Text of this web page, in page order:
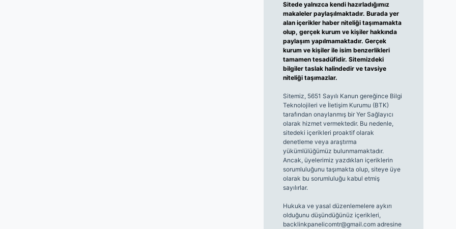
Sitede yalnızca kendi hazırladığımız
makaleler paylaşılmaktadır. Burada yer
alan içerikler haber niteliği taşımamakta
olup, gerçek kurum ve kişiler hakkında
paylaşım yapılmamaktadır. Gerçek
kurum ve kişiler ile isim benzerlikleri
tamamen tesadüfidir. Sitemizdeki
bilgiler taslak halindedir ve tavsiye
niteliği taşımazlar.
Sitemiz, 5651 Sayılı Kanun gereğince Bilgi
Teknolojileri ve İletişim Kurumu (BTK)
tarafından onaylanmış bir Yer Sağlayıcı
olarak hizmet vermektedir. Bu nedenle,
sitedeki içerikleri proaktif olarak
denetleme veya araştırma
yükümlülüğümüz bulunmamaktadır.
Ancak, üyelerimiz yazdıkları içeriklerin
sorumluluğunu taşımakta olup, siteye üye
olarak bu sorumluluğu kabul etmiş
sayılırlar.
Hukuka ve yasal düzenlemelere aykırı
olduğunu düşündüğünüz içerikleri,
backlinkpanelicomtr@gmail.comadresine